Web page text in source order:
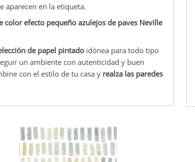
aparecen en la etiqueta.
color efecto pequeño azulejos de paves Neville
de papel pintado idónea para todo tipo
un ambiente con autenticidad y buen
con el estilo de tu casa y realza las paredes